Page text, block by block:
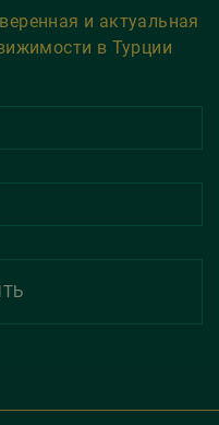
и актуальная
в Турции